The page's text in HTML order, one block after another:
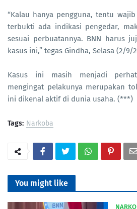
“Kalau hanya pengguna, tentu
terbukti ada indikasi pengedar,
sesuai perbuatannya. BNN harus
kasus ini,” tegas Gindha, Selasa (2/9/
Kasus ini masih menjadi
mengingat pelakunya merupakan
ini dikenal aktif di dunia usaha. (***)
Tags: Narkoba
You might like